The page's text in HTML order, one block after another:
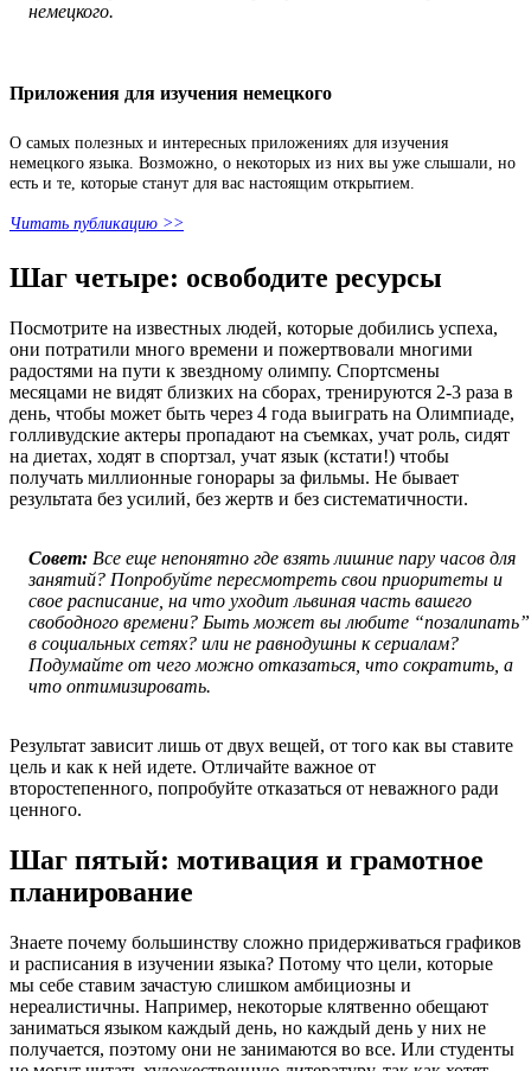
немецкого.
Приложения для изучения немецкого
О самых полезных и интересных приложениях для изучения
немецкого языка. Возможно, о некоторых из них вы уже слышали, но
есть и те, которые станут для вас настоящим открытием.
Читать публикацию >>
Шаг четыре: освободите ресурсы
Посмотрите на известных людей, которые добились успеха,
они потратили много времени и пожертвовали многими
радостями на пути к звездному олимпу. Спортсмены
месяцами не видят близких на сборах, тренируются 2-3 раза в
день, чтобы может быть через 4 года выиграть на Олимпиаде,
голливудские актеры пропадают на съемках, учат роль, сидят
на диетах, ходят в спортзал, учат язык (кстати!) чтобы
получать миллионные гонорары за фильмы. Не бывает
результата без усилий, без жертв и без систематичности.
Совет: Все еще непонятно где взять лишние пару часов для
занятий? Попробуйте пересмотреть свои приоритеты и
свое расписание, на что уходит львиная часть вашего
свободного времени? Быть может вы любите “позалипать”
в социальных сетях? или не равнодушны к сериалам?
Подумайте от чего можно отказаться, что сократить, а
что оптимизировать.
Результат зависит лишь от двух вещей, от того как вы ставите
цель и как к ней идете. Отличайте важное от
второстепенного, попробуйте отказаться от неважного ради
ценного.
Шаг пятый: мотивация и грамотное
планирование
Знаете почему большинству сложно придерживаться графиков
и расписания в изучении языка? Потому что цели, которые
мы себе ставим зачастую слишком амбициозны и
нереалистичны. Например, некоторые клятвенно обещают
заниматься языком каждый день, но каждый день у них не
получается, поэтому они не занимаются во все. Или студенты